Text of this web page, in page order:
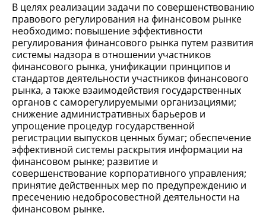
В целях реализации задачи по совершенствованию
правового регулирования на финансовом рынке
необходимо: повышение эффективности
регулирования финансового рынка путем развития
системы надзора в отношении участников
финансового рынка, унификации принципов и
стандартов деятельности участников финансового
рынка, а также взаимодействия государственных
органов с саморегулируемыми организациями;
снижение административных барьеров и
упрощение процедур государственной
регистрации выпусков ценных бумаг; обеспечение
эффективной системы раскрытия информации на
финансовом рынке; развитие и
совершенствование корпоративного управления;
принятие действенных мер по предупреждению и
пресечению недобросовестной деятельности на
финансовом рынке.